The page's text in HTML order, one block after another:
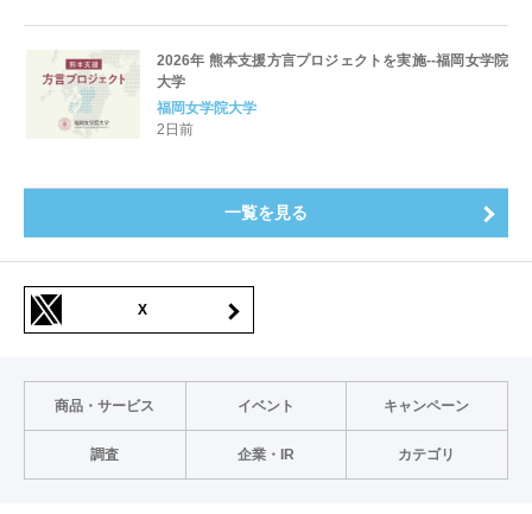
2026年 熊本支援方言プロジェクトを実施--福岡女学院
大学
福岡女学院大学
2日前
一覧を見る
X
商品・サービス イベント キャンペーン
調査 企業・IR カテゴリ